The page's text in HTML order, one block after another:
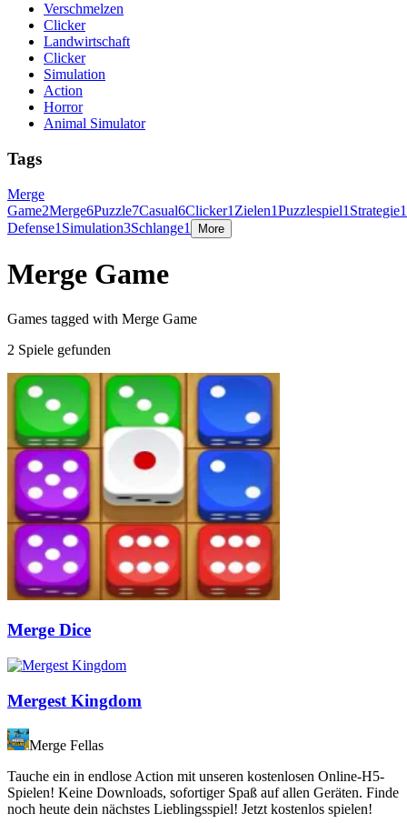
Verschmelzen
Clicker
Landwirtschaft
Clicker
Simulation
Action
Horror
Animal Simulator
Tags
Merge
Game2Merge6Puzzle7Casual6Clicker1 Zielen1Puzzlespiel1 Strategie1
Defense1 Simulation3Schlange1 More
Merge Game
Games tagged with Merge Game
2 Spiele gefunden
Merge Dice
Mergest Kingdom
Merge Fellas
Tauche ein in endlose Action mit unseren kostenlosen Online-H5-
Spielen! Keine Downloads, sofortiger Spaß auf allen Geräten. Finde
noch heute dein nächstes Lieblingsspiel! Jetzt kostenlos spielen!